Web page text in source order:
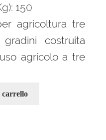
150
agricoltura tre
costruita
agricolo a tre
carrello